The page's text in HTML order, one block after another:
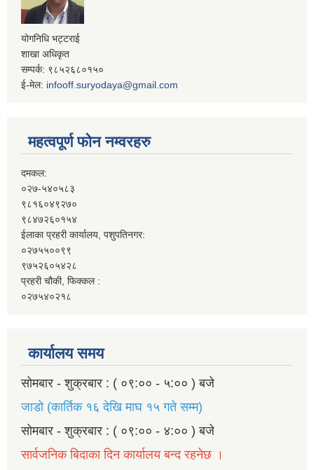
योगनिधि भट्टराई
शाखा अधिकृत
सम्पर्क: ९८५२६८०१५०
ई-मेल: infooff.suryodaya@gmail.com
महत्वपूर्ण फोन नम्वरहरु
दमकल:
०२७-५४०५८३
९८१६०४९२७०
९८४७२६०१५४
ईलाका प्रहरी कार्यालय, पशुपतिनगर:
०२७५५००९९
९७५२६०५४२८
प्रहरी चौकी, फिक्कल :
०२७५४०२१८
कार्यालय समय
सोमबार - शुक्रबार : ( ०९:०० - ५:०० ) बजे
जाडो (कार्तिक १६ देखि माघ १५ गते सम्म)
सोमबार - शुक्रबार : ( ०९:०० - ४:०० ) बजे
सार्वजनिक बिदाका दिन कार्यालय बन्द रहनेछ ।